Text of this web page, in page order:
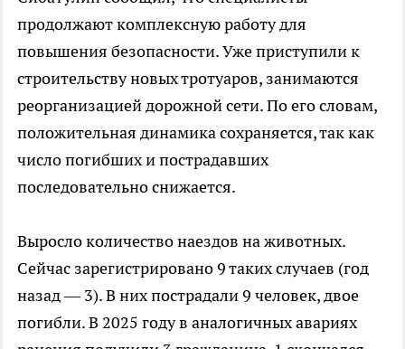
продолжают комплексную работу для
повышения безопасности. Уже приступили к
строительству новых тротуаров, занимаются
реорганизацией дорожной сети. По его словам,
положительная динамика сохраняется, так как
число погибших и пострадавших
последовательно снижается.
Выросло количество наездов на животных.
Сейчас зарегистрировано 9 таких случаев (год
назад — 3). В них пострадали 9 человек, двое
погибли. В 2025 году в аналогичных авариях